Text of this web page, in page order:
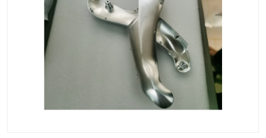
零部件机加工 机床零件加工
CNC加工 数控机床加工